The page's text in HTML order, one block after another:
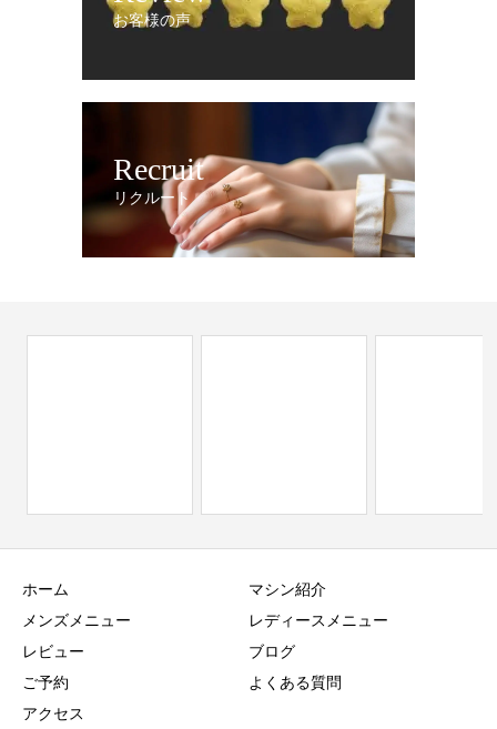
お客様の声
Recruit
リクルート
ホーム
マシン紹介
メンズメニュー
レディースメニュー
レビュー
ブログ
ご予約
よくある質問
アクセス